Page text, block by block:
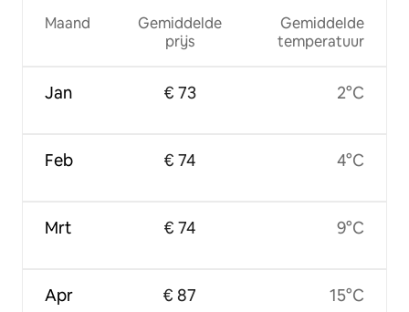
Maand
Jan
Feb
Mrt
Apr
Gemiddelde
prijs
€ 73
€ 74
€ 74
€ 87
Gemiddelde
temperatuur
2°C
4°C
9°C
15°C